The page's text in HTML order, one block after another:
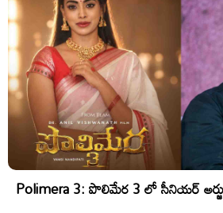
Polimera 3: పొలిమేర 3 లో సీనియర్